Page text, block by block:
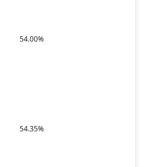
54.00%
54.35%